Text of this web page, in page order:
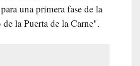
una primera fase de la
la Puerta de la Carne".